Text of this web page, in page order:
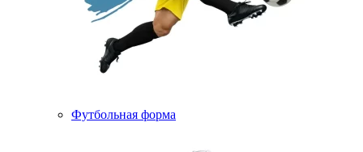
Футбольная форма